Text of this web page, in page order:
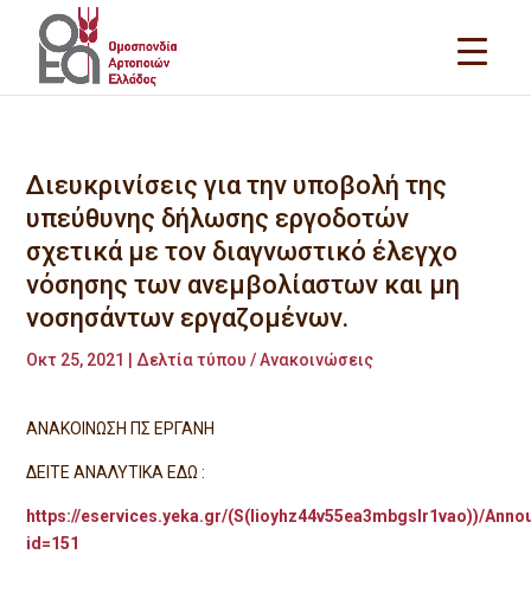
Διευκρινίσεις για την υποβολή της
υπεύθυνης δήλωσης εργοδοτών
σχετικά με τον διαγνωστικό έλεγχο
νόσησης των ανεμβολίαστων και μη
νοσησάντων εργαζομένων.
Οκτ 25, 2021 Δελτία τύπου / Ανακοινώσεις
ΑΝΑΚΟΙΝΩΣΗ ΠΣ ΕΡΓΑΝΗ
ΔΕΙΤΕ ΑΝΑΛΥΤΙΚΑ ΕΔΩ :
https://eservices.yeka.gr/(S(lioyhz44v55ea3mbgslr1vao))/
id=151